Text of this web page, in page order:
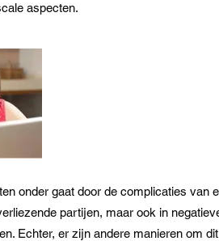
aspecten.
onder gaat door de complicaties van
partijen, maar ook in
Echter, er zijn andere manieren om